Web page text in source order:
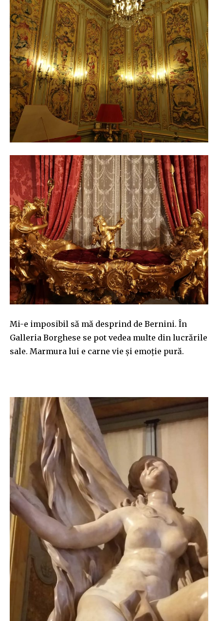
Mi-e imposibil să mă desprind de Bernini. În
Galleria Borghese se pot vedea multe din lucrările
sale. Marmura lui e carne vie și emoție pură.